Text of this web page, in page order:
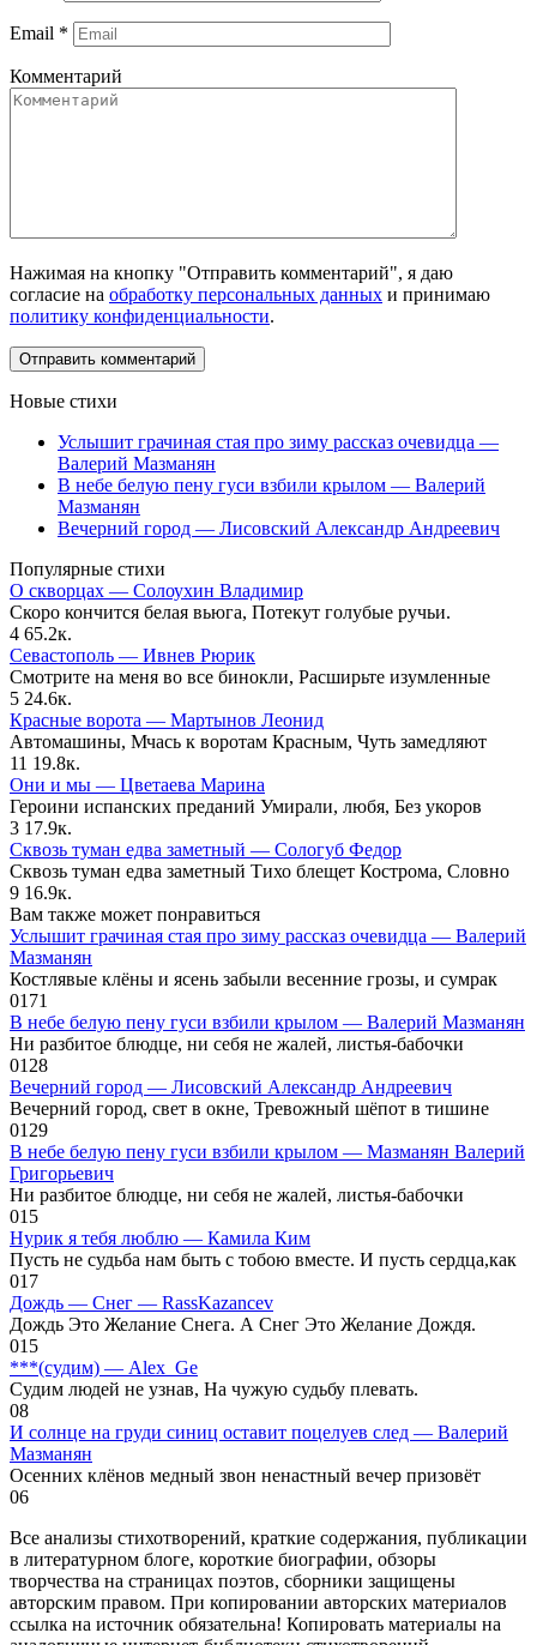
Email *
Комментарий
Нажимая на кнопку "Отправить комментарий", я даю
согласие на обработку персональных данных и принимаю
политику конфиденциальности.
Новые стихи
Услышит грачиная стая про зиму рассказ очевидца —
Валерий Мазманян
В небе белую пену гуси взбили крылом — Валерий
Мазманян
Вечерний город — Лисовский Александр Андреевич
Популярные стихи
О скворцах — Солоухин Владимир
Скоро кончится белая вьюга, Потекут голубые ручьи.
4 65.2к.
Севастополь — Ивнев Рюрик
Смотрите на меня во все бинокли, Расширьте изумленные
5 24.6к.
Красные ворота — Мартынов Леонид
Автомашины, Мчась к воротам Красным, Чуть замедляют
11 19.8к.
Они и мы — Цветаева Марина
Героини испанских преданий Умирали, любя, Без укоров
3 17.9к.
Сквозь туман едва заметный — Сологуб Федор
Сквозь туман едва заметный Тихо блещет Кострома, Словно
9 16.9к.
Вам также может понравиться
Услышит грачиная стая про зиму рассказ очевидца — Валерий
Мазманян
Костлявые клёны и ясень забыли весенние грозы, и сумрак
0171
В небе белую пену гуси взбили крылом — Валерий Мазманян
Ни разбитое блюдце, ни себя не жалей, листья-бабочки
0128
Вечерний город — Лисовский Александр Андреевич
Вечерний город, свет в окне, Тревожный шёпот в тишине
0129
В небе белую пену гуси взбили крылом — Мазманян Валерий
Григорьевич
Ни разбитое блюдце, ни себя не жалей, листья-бабочки
015
Нурик я тебя люблю — Камила Ким
Пусть не судьба нам быть с тобою вместе. И пусть сердца,как
017
Дождь — Снег — RassKazancev
Дождь Это Желание Снега. А Снег Это Желание Дождя.
015
***(судим) — Alex_Ge
Судим людей не узнав, На чужую судьбу плевать.
08
И солнце на груди синиц оставит поцелуев след — Валерий
Мазманян
Осенних клёнов медный звон ненастный вечер призовёт
06
Все анализы стихотворений, краткие содержания, публикации
в литературном блоге, короткие биографии, обзоры
творчества на страницах поэтов, сборники защищены
авторским правом. При копировании авторских материалов
ссылка на источник обязательна! Копировать материалы на